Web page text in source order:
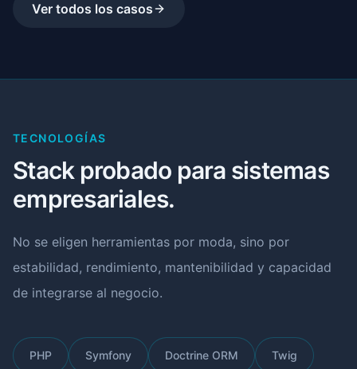
Ver todos los casos
TECNOLOGÍAS
Stack probado para sistemas
empresariales.
No se eligen herramientas por moda, sino por
estabilidad, rendimiento, mantenibilidad y capacidad
de integrarse al negocio.
PHP Symfony Doctrine ORM Twig